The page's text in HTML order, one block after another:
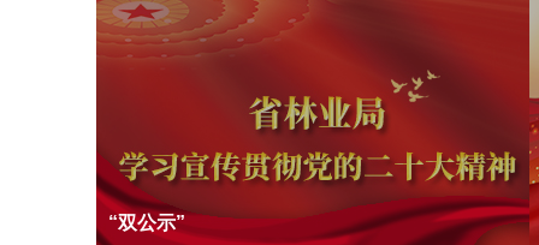
“双公示”